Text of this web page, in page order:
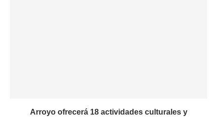
Arroyo ofrecerá 18 actividades culturales y